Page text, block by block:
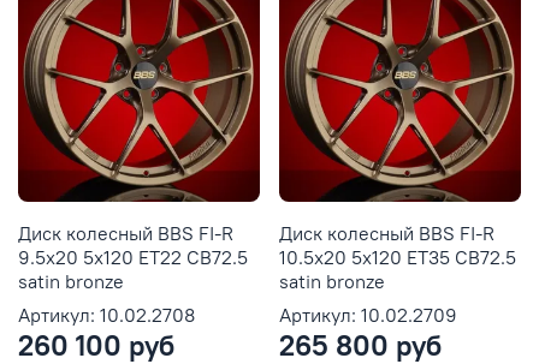
Диск колесный BBS FI-R
9.5x20 5x120 ET22 CB72.5
satin bronze
Артикул: 10.02.2708
260 100 руб
Диск колесный BBS FI-R
10.5x20 5x120 ET35 CB72.5
satin bronze
Артикул: 10.02.2709
265 800 руб